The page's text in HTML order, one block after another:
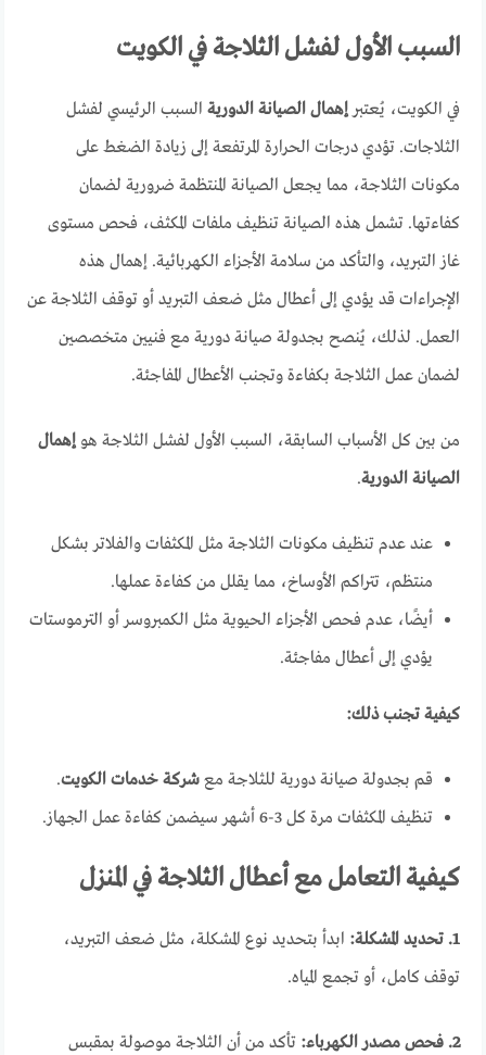
السبب الأول لفشل الثلاجة في الكويت
في الكويت، يُعتبرإهمال الصيانة الدورية السبب الرئيسي لفشل
الثلاجات. تؤدي درجات الحرارة المرتفعة إلى زيادة الضغط على
مكونات الثلاجة، مما يجعل الصيانة المنتظمة ضرورية لضمان
كفاءتها. تشمل هذه الصيانة تنظيف ملفات المكثف، فحص مستوى
غاز التبريد، والتأكد من سلامة الأجزاء الكهربائية. إهمال هذه
الإجراءات قد يؤدي إلى أعطال مثل ضعف التبريد أو توقف الثلاجة عن
العمل. لذلك، يُنصح بجدولة صيانة دورية مع فنيين متخصصين
لضمان عمل الثلاجة بكفاءة وتجنب الأعطال المفاجئة.
من بين كل الأسباب السابقة، السبب الأول لفشل الثلاجة هوإهمال
الصيانة الدورية.
عند عدم تنظيف مكونات الثلاجة مثل المكثفات والفلاتر بشكل
منتظم، تتراكم الأوساخ، مما يقلل من كفاءة عملها.
أيضًا، عدم فحص الأجزاء الحيوية مثل الكمبروسر أو الترموستات
يؤدي إلى أعطال مفاجئة.
كيفية تجنب ذلك:
قم بجدولة صيانة دورية للثلاجة معشركة خدمات الكويت.
تنظيف المكثفات مرة كل 3-6 أشهر سيضمن كفاءة عمل الجهاز.
كيفية التعامل مع أعطال الثلاجة في المنزل
1. تحديد المشكلة:
ابدأ بتحديد نوع المشكلة، مثل ضعف التبريد،
توقف كامل، أو تجمع المياه.
2. فحص مصدر الكهرباء: تأكد من أن الثلاجة موصولة بمقبس